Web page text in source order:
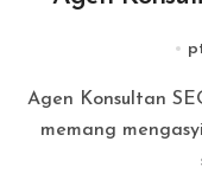
Agen Konsultan SEO Startup Teratas – Memulai bisnis
memang